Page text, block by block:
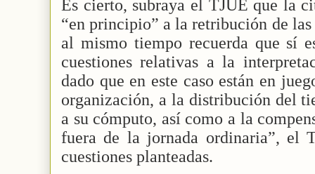
Es cierto, subraya el TJUE que la
“en principio” a la retribución de las
al mismo tiempo recuerda que sí
cuestiones relativas a la
dado que en este caso están en
organización, a la distribución del
a su cómputo, así como a la
fuera de la jornada ordinaria”, el
cuestiones planteadas.